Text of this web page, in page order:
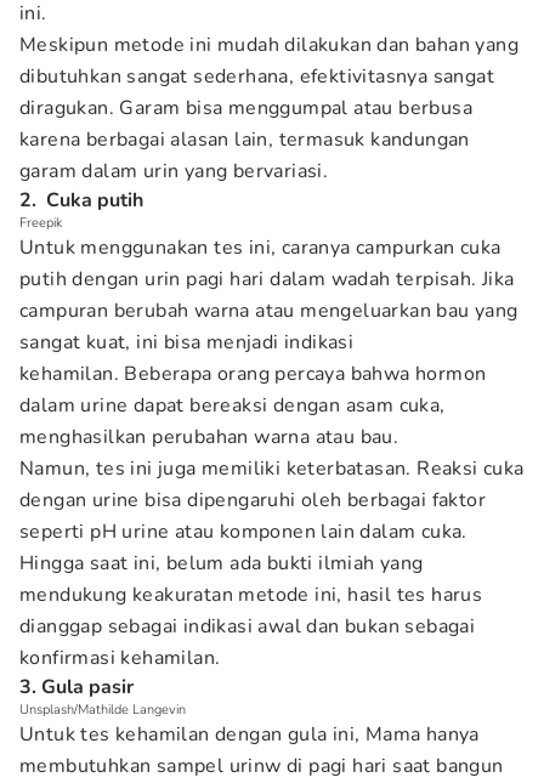
ini.
Meskipun metode ini mudah dilakukan dan bahan yang
dibutuhkan sangat sederhana, efektivitasnya sangat
diragukan. Garam bisa menggumpal atau berbusa
karena berbagai alasan lain, termasuk kandungan
garam dalam urin yang bervariasi.
2. Cuka putih
Freepik
Untuk menggunakan tes ini, caranya campurkan cuka
putih dengan urin pagi hari dalam wadah terpisah. Jika
campuran berubah warna atau mengeluarkan bau yang
sangat kuat, ini bisa menjadi indikasi
kehamilan. Beberapa orang percaya bahwa hormon
dalam urine dapat bereaksi dengan asam cuka,
menghasilkan perubahan warna atau bau.
Namun, tes ini juga memiliki keterbatasan. Reaksi cuka
dengan urine bisa dipengaruhi oleh berbagai faktor
seperti pH urine atau komponen lain dalam cuka.
Hingga saat ini, belum ada bukti ilmiah yang
mendukung keakuratan metode ini, hasil tes harus
dianggap sebagai indikasi awal dan bukan sebagai
konfirmasi kehamilan.
3. Gula pasir
Unsplash/Mathilde Langevin
Untuk tes kehamilan dengan gula ini, Mama hanya
membutuhkan sampel urinw di pagi hari saat bangun